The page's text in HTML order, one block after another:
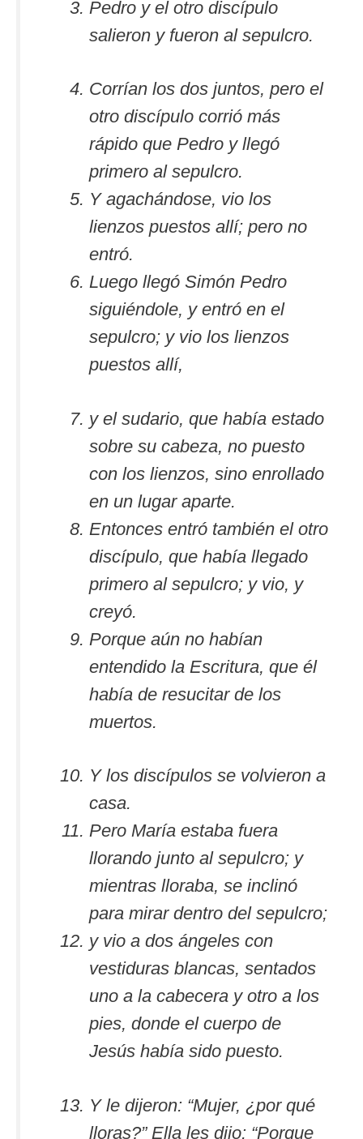
Pedro y el otro discípulo
salieron y fueron al sepulcro.
Corrían los dos juntos, pero el
otro discípulo corrió más
rápido que Pedro y llegó
primero al sepulcro.
Y agachándose, vio los
lienzos puestos allí; pero no
entró.
Luego llegó Simón Pedro
siguiéndole, y entró en el
sepulcro; y vio los lienzos
puestos allí,
y el sudario, que había estado
sobre su cabeza, no puesto
con los lienzos, sino enrollado
en un lugar aparte.
Entonces entró también el otro
discípulo, que había llegado
primero al sepulcro; y vio, y
creyó.
Porque aún no habían
entendido la Escritura, que él
había de resucitar de los
muertos.
Y los discípulos se volvieron a
casa.
Pero María estaba fuera
llorando junto al sepulcro; y
mientras lloraba, se inclinó
para mirar dentro del sepulcro;
y vio a dos ángeles con
vestiduras blancas, sentados
uno a la cabecera y otro a los
pies, donde el cuerpo de
Jesús había sido puesto.
Y le dijeron: “Mujer, ¿por qué
lloras?” Ella les dijo: “Porque